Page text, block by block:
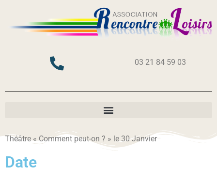
03 21 84 59 03
Théâtre « Comment peut-on ? » le 30 Janvier
Date